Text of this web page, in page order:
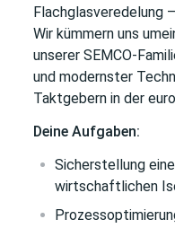
Flachglasveredelung
Wir kümmern uns
unserer SEMCO-
und modernster
Taktgebern in der
Deine Aufgaben:
Sicherstellung
wirtschaftlichen